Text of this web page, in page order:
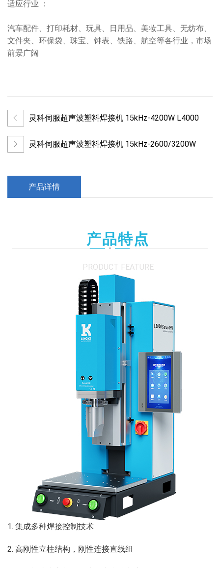
适应行业 ：
汽车配件、打印耗材、玩具、日用品、美妆工具、无纺布、
文件夹、环保袋、珠宝、钟表、铁路、航空等各行业，市场
前景广阔
灵科伺服超声波塑料焊接机 15kHz-4200W L4000
灵科伺服超声波塑料焊接机 15kHz-2600/3200W
产品详情
产品特点
PRODUCT FEATURE
1. 集成多种焊接控制技术
2. 高刚性立柱结构，刚性连接直线组